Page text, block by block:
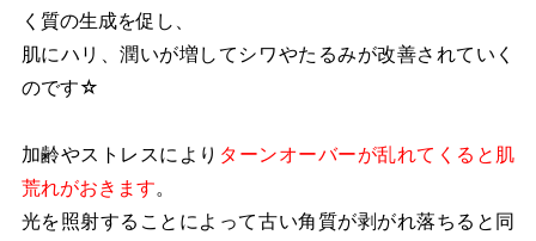
く質の生成を促し、
肌にハリ、潤いが増してシワやたるみが改善されていく
のです☆
加齢やストレスにより ターンオーバーが乱れてくると肌
荒れがおきます。
光を照射することによって古い角質が剥がれ落ちると同